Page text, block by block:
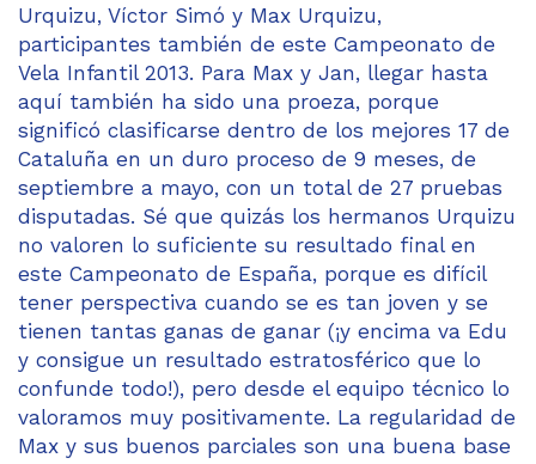
Urquizu, Víctor Simó y Max Urquizu,
participantes también de este Campeonato de
Vela Infantil 2013. Para Max y Jan, llegar hasta
aquí también ha sido una proeza, porque
significó clasificarse dentro de los mejores 17 de
Cataluña en un duro proceso de 9 meses, de
septiembre a mayo, con un total de 27 pruebas
disputadas. Sé que quizás los hermanos Urquizu
no valoren lo suficiente su resultado final en
este Campeonato de España, porque es difícil
tener perspectiva cuando se es tan joven y se
tienen tantas ganas de ganar (¡y encima va Edu
y consigue un resultado estratosférico que lo
confunde todo!), pero desde el equipo técnico lo
valoramos muy positivamente. La regularidad de
Max y sus buenos parciales son una buena base